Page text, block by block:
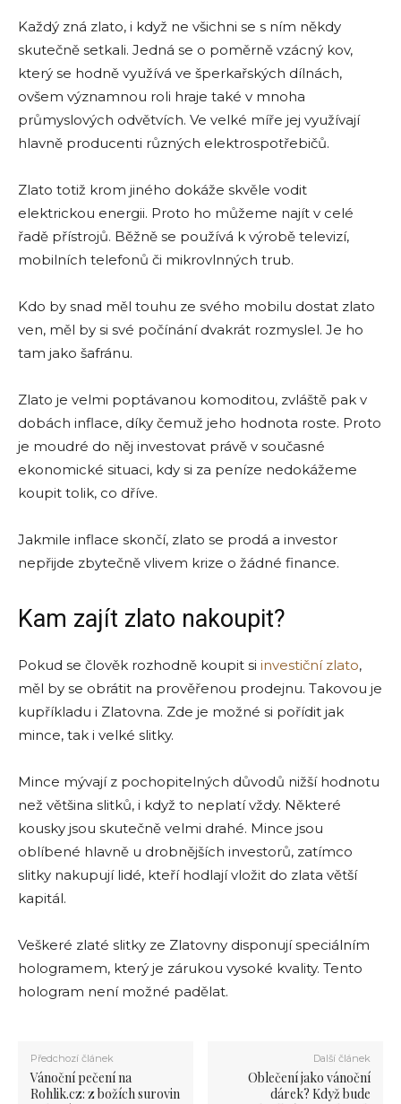
Každý zná zlato, i když ne všichni se s ním někdy
skutečně setkali. Jedná se o poměrně vzácný kov,
který se hodně využívá ve šperkařských dílnách,
ovšem významnou roli hraje také v mnoha
průmyslových odvětvích. Ve velké míře jej využívají
hlavně producenti různých elektrospotřebičů.
Zlato totiž krom jiného dokáže skvěle vodit
elektrickou energii. Proto ho můžeme najít v celé
řadě přístrojů. Běžně se používá k výrobě televizí,
mobilních telefonů či mikrovlnných trub.
Kdo by snad měl touhu ze svého mobilu dostat zlato
ven, měl by si své počínání dvakrát rozmyslel. Je ho
tam jako šafránu.
Zlato je velmi poptávanou komoditou, zvláště pak v
dobách inflace, díky čemuž jeho hodnota roste. Proto
je moudré do něj investovat právě v současné
ekonomické situaci, kdy si za peníze nedokážeme
koupit tolik, co dříve.
Jakmile inflace skončí, zlato se prodá a investor
nepřijde zbytečně vlivem krize o žádné finance.
Kam zajít zlato nakoupit?
Pokud se člověk rozhodně koupit si investiční zlato,
měl by se obrátit na prověřenou prodejnu. Takovou je
kupříkladu i Zlatovna. Zde je možné si pořídit jak
mince, tak i velké slitky.
Mince mývají z pochopitelných důvodů nižší hodnotu
než většina slitků, i když to neplatí vždy. Některé
kousky jsou skutečně velmi drahé. Mince jsou
oblíbené hlavně u drobnějších investorů, zatímco
slitky nakupují lidé, kteří hodlají vložit do zlata větší
kapitál.
Veškeré zlaté slitky ze Zlatovny disponují speciálním
hologramem, který je zárukou vysoké kvality. Tento
hologram není možné padělat.
Předchozí článek
Vánoční pečení na
Rohlik.cz: z božích surovin
Další článek
Oblečení jako vánoční
dárek? Když bude